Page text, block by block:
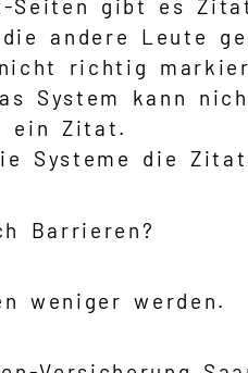
Seiten gibt es
andere Leute
richtig
System kann
ein Zitat.
Systeme die
Barrieren?
weniger werden.